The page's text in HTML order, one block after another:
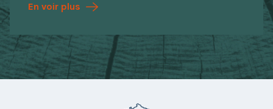
En voir plus